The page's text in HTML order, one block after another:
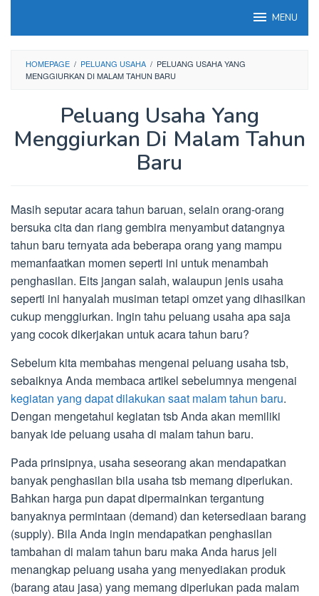
MENU
HOMEPAGE / PELUANG USAHA / PELUANG USAHA YANG
MENGGIURKAN DI MALAM TAHUN BARU
Peluang Usaha Yang
Menggiurkan Di Malam Tahun
Baru
Masih seputar acara tahun baruan, selain orang-orang
bersuka cita dan riang gembira menyambut datangnya
tahun baru ternyata ada beberapa orang yang mampu
memanfaatkan momen seperti ini untuk menambah
penghasilan. Eits jangan salah, walaupun jenis usaha
seperti ini hanyalah musiman tetapi omzet yang dihasilkan
cukup menggiurkan. Ingin tahu peluang usaha apa saja
yang cocok dikerjakan untuk acara tahun baru?
Sebelum kita membahas mengenai peluang usaha tsb,
sebaiknya Anda membaca artikel sebelumnya mengenai
kegiatan yang dapat dilakukan saat malam tahun baru.
Dengan mengetahui kegiatan tsb Anda akan memiliki
banyak ide peluang usaha di malam tahun baru.
Pada prinsipnya, usaha seseorang akan mendapatkan
banyak penghasilan bila usaha tsb memang diperlukan.
Bahkan harga pun dapat dipermainkan tergantung
banyaknya permintaan (demand) dan ketersediaan barang
(supply). Bila Anda ingin mendapatkan penghasilan
tambahan di malam tahun baru maka Anda harus jeli
menangkap peluang usaha yang menyediakan produk
(barang atau jasa) yang memang diperlukan pada malam